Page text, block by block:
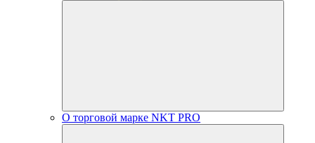
О торговой марке NKT PRO